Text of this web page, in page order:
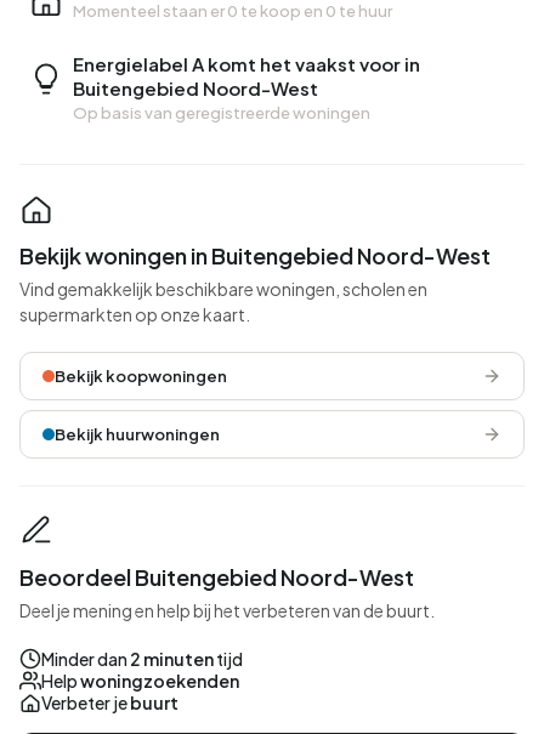
Momenteel staan er0 te koop en 0 te huur
Energielabel A komt het vaakst voor in
Buitengebied Noord-West
Op basis van geregistreerde woningen
Bekijk woningen in Buitengebied Noord-West
Vind gemakkelijk beschikbare woningen, scholen en
supermarkten op onze kaart.
Bekijk koopwoningen
Bekijk huurwoningen
Beoordeel Buitengebied Noord-West
Deel je mening en help bij het verbeteren van de buurt.
Minder dan 2 minutentijd
Helpwoningzoekenden
Verbeter jebuurt